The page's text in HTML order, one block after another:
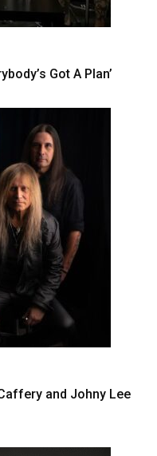
Got A Plan’
and Johny Lee